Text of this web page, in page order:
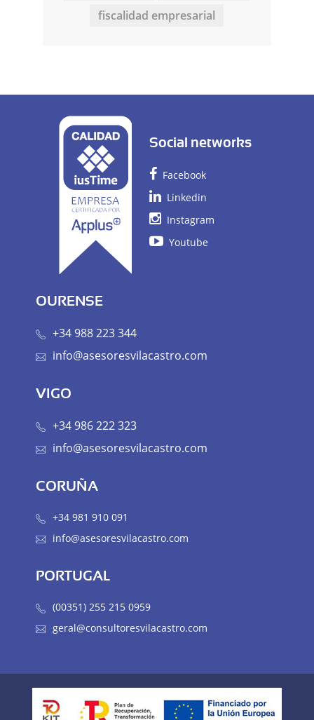
fiscalidad empresarial
Social networks
Facebook
Linkedin
Instagram
Youtube
OURENSE
+34 988 223 344
info@asesoresvilacastro.com
VIGO
+34 986 222 323
info@asesoresvilacastro.com
CORUÑA
+34 981 910 091
info@asesoresvilacastro.com
PORTUGAL
(00351) 255 215 0959
geral@consultoresvilacastro.com